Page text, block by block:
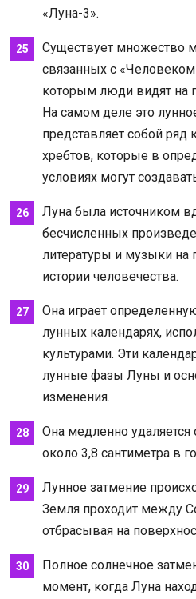
«Луна-3».
Существует множество
связанных с «Человеком
которым люди видят на
На самом деле это
представляет собой ряд
хребтов, которые в
условиях могут
Луна была источником
бесчисленных
литературы и музыки на
истории человечества.
Она играет
лунных календарях,
культурами. Эти
лунные фазы Луны и
изменения.
Она медленно
около 3,8 сантиметра в
Лунное затмение
Земля проходит между
отбрасывая на
Полное солнечное
момент, когда Луна